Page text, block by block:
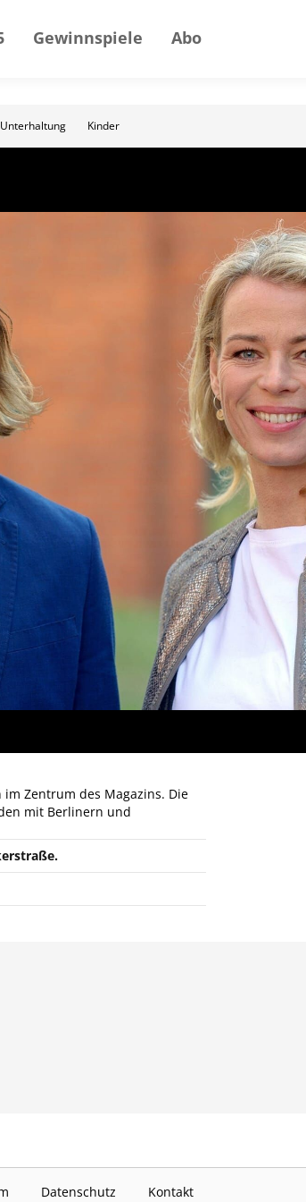
Gewinnspiele Abo
Unterhaltung Kinder
Zentrum des Magazins. Die
mit Berlinern und
Datenschutz Kontakt